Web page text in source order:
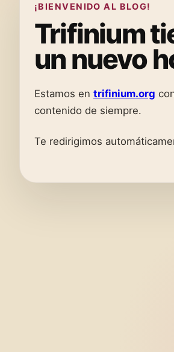
¡BIENVENIDO AL BLOG!
Trifinium
un nuevo
Estamos en trifinium.org
contenido de siempre.
Te redirigimos